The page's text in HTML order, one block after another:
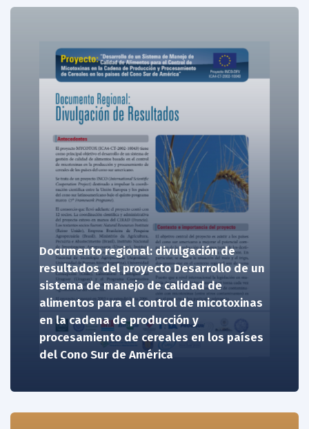
Documento regional: divulgación de
resultados del proyecto Desarrollo de un
sistema de manejo de calidad de
alimentos para el control de micotoxinas
en la cadena de producción y
procesamiento de cereales en los países
del Cono Sur de América